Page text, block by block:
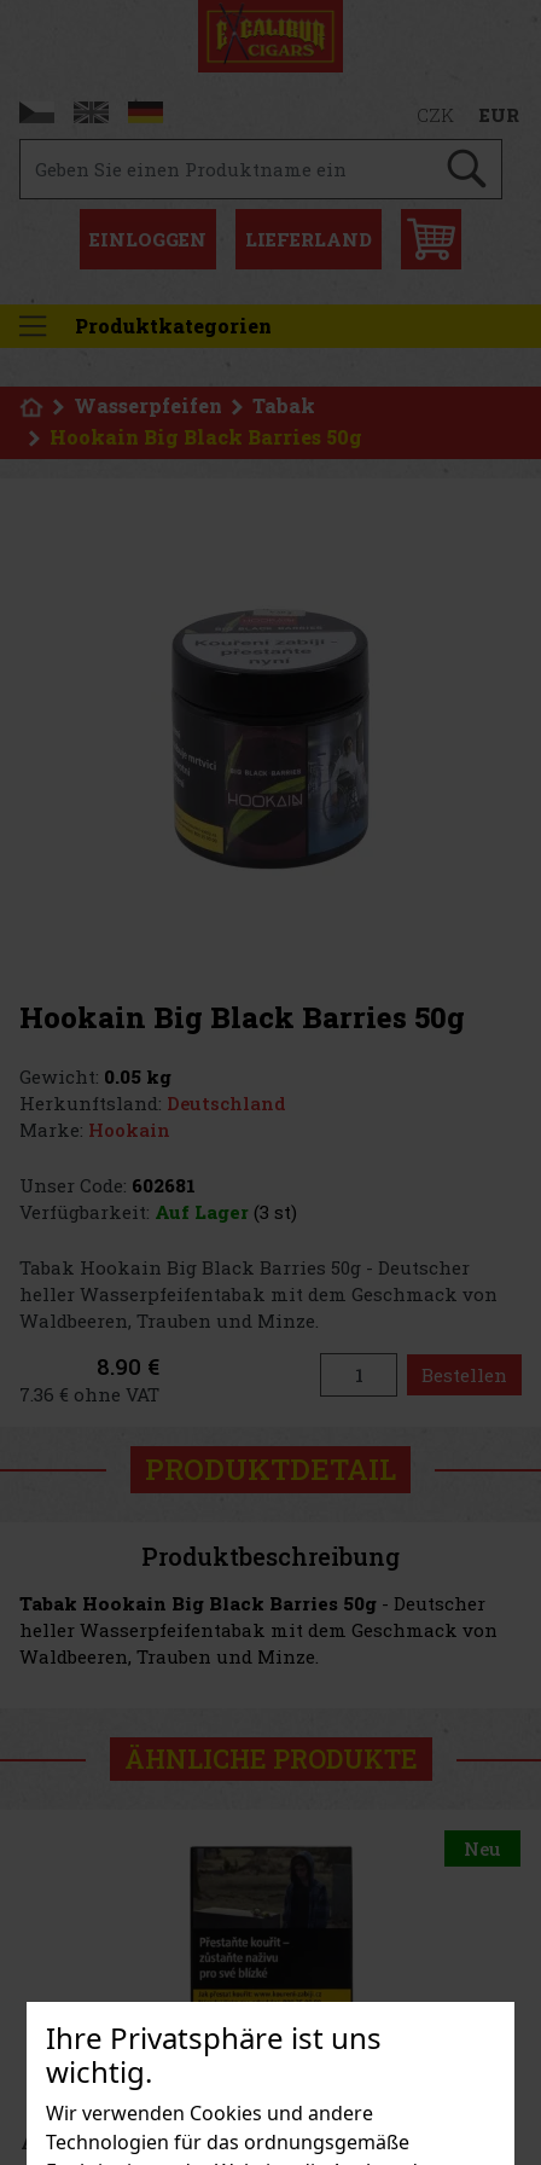
Ihre Privatsphäre ist uns
wichtig.
Wir verwenden Cookies und andere
Technologien für das ordnungsgemäße
CZK EUR
EINLOGGEN LIEFERLAND
Produktkategorien
Wasserpfeifen
Tabak
Hookain Big Black Barries 50g
Hookain Big Black Barries 50g
Gewicht: 0.05 kg
Herkunftsland: Deutschland
Marke: Hookain
Unser Code: 602681
Verfügbarkeit: Auf Lager (3 st)
Tabak Hookain Big Black Barries 50g - Deutscher
heller Wasserpfeifentabak mit dem Geschmack von
Waldbeeren, Trauben und Minze.
8.90 €
7.36 € ohne VAT
Bestellen
PRODUKTDETAIL
Produktbeschreibung
Tabak Hookain Big Black Barries 50g - Deutscher
heller Wasserpfeifentabak mit dem Geschmack von
Waldbeeren, Trauben und Minze.
ÄHNLICHE PRODUKTE
Neu
Al Fakher Red Patch 50 g